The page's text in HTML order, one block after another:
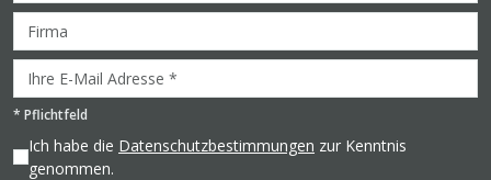
* Pflichtfeld
Ich habe die Datenschutzbestimmungen zur Kenntnis
genommen.